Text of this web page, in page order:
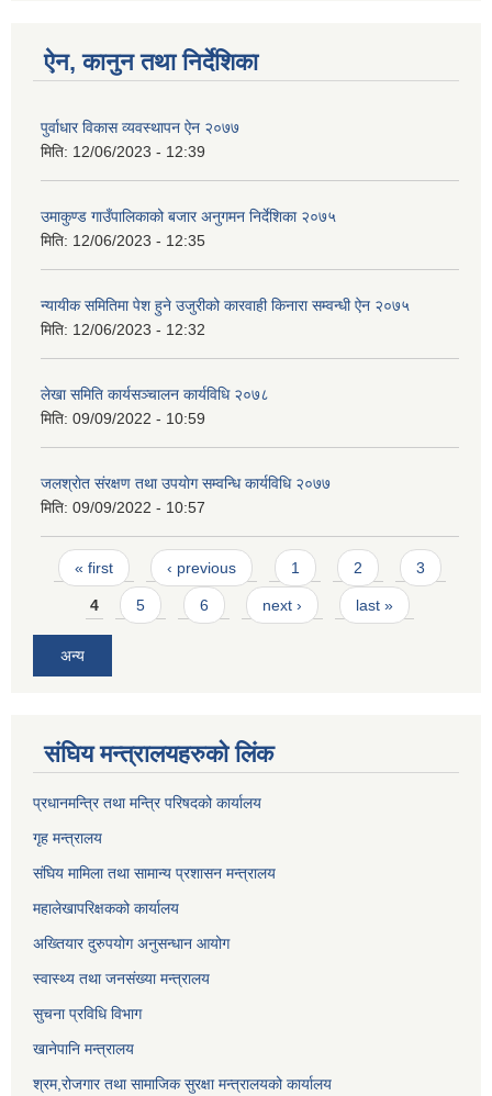
ऐन, कानुन तथा निर्देशिका
पुर्वाधार विकास व्यवस्थापन ऐन २०७७
मिति: 12/06/2023 - 12:39
उमाकुण्ड गाउँपालिकाको बजार अनुगमन निर्देशिका २०७५
मिति: 12/06/2023 - 12:35
न्यायीक समितिमा पेश हुने उजुरीको कारवाही किनारा सम्वन्धी ऐन २०७५
मिति: 12/06/2023 - 12:32
लेखा समिति कार्यसञ्चालन कार्यविधि २०७८
मिति: 09/09/2022 - 10:59
जलश्राेत संरक्षण तथा उपयाेग सम्वन्धि कार्यविधि २०७७
मिति: 09/09/2022 - 10:57
Pages
« first ‹ previous 1 2 3
4 5 6 next › last »
अन्य
संघिय मन्त्र‍ालयहरुको लिंक
प्रधानमन्त्रि तथा मन्त्रि परिषदको कार्यालय
गृह मन्त्रालय
संघिय मामिला तथा सामान्य प्रशासन मन्त्रालय
महालेखापरिक्षकको कार्यालय
अख्तियार दुरुपयोग अनुसन्धान आयोग
स्वास्थ्य तथा जनसंख्या मन्त्रालय
सुचना प्रविधि विभाग
खानेपानि मन्त्रालय
श्रम,रोजगार तथा सामाजिक सुरक्षा मन्त्रालयको कार्यालय